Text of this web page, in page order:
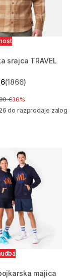
srajca TRAVEL
from 1866
(1866)
pred znižanjem
€36%
do razprodaje zalog
majica